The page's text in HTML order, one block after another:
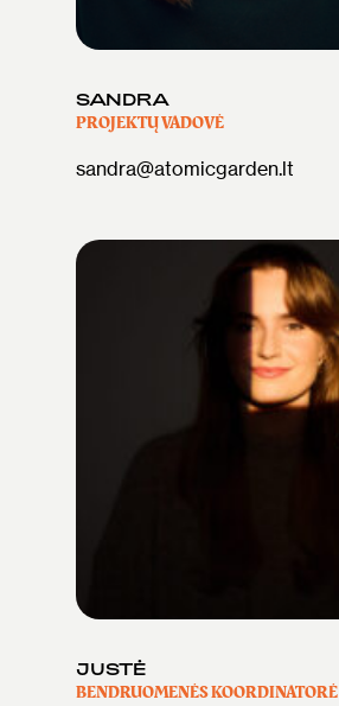
SANDRA
PROJEKTŲ VADOVĖ
sandra@atomicgarden.lt
JUSTĖ
BENDRUOMENĖS KOORDINATORĖ